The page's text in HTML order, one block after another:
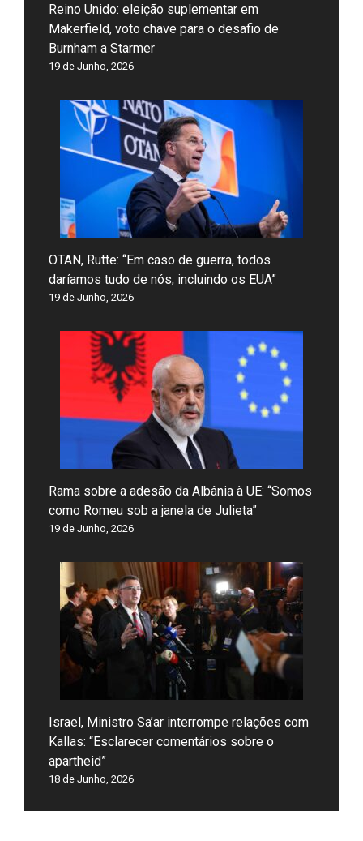
Reino Unido: eleição suplementar em
Makerfield, voto chave para o desafio de
Burnham a Starmer
19 de Junho, 2026
OTAN, Rutte: “Em caso de guerra, todos
daríamos tudo de nós, incluindo os EUA”
19 de Junho, 2026
Rama sobre a adesão da Albânia à UE: “Somos
como Romeu sob a janela de Julieta”
19 de Junho, 2026
Israel, Ministro Sa’ar interrompe relações com
Kallas: “Esclarecer comentários sobre o
apartheid”
18 de Junho, 2026